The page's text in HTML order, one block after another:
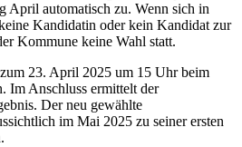
April automatisch zu. Wenn sich in
Kandidatin oder kein Kandidat zur
Kommune keine Wahl statt.
23. April 2025 um 15 Uhr beim
Im Anschluss ermittelt der
Der neu gewählte
im Mai 2025 zu seiner ersten